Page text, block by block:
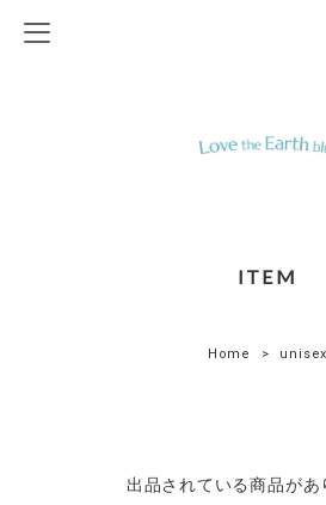
ITEM
Home unisex
出品されている商品があ